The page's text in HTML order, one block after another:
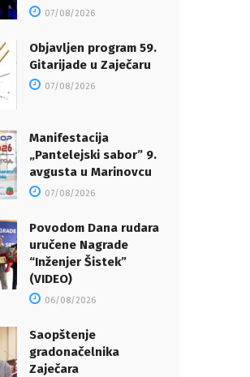
07/08/2026
Objavljen program 59.
Gitarijade u Zaječaru
07/08/2026
Manifestacija
„Pantelejski sabor” 9.
avgusta u Marinovcu
07/08/2026
Povodom Dana rudara
uručene Nagrade
“Inženjer Šistek”
(VIDEO)
06/08/2026
Saopštenje
gradonačelnika
Zaječara